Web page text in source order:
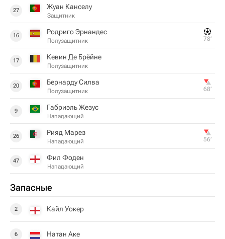
27 Жуан Канселу
Защитник
16 Родриго Эрнандес
Полузащитник 78‎’‎
17 Кевин Де Брёйне
Полузащитник
20 Бернарду Силва
Полузащитник 68‎’‎
9 Габриэль Жезус
Нападающий
26 Рияд Марез
Нападающий 56‎’‎
47 Фил Фоден
Нападающий
Запасные
2 Кайл Уокер
6 Натан Аке